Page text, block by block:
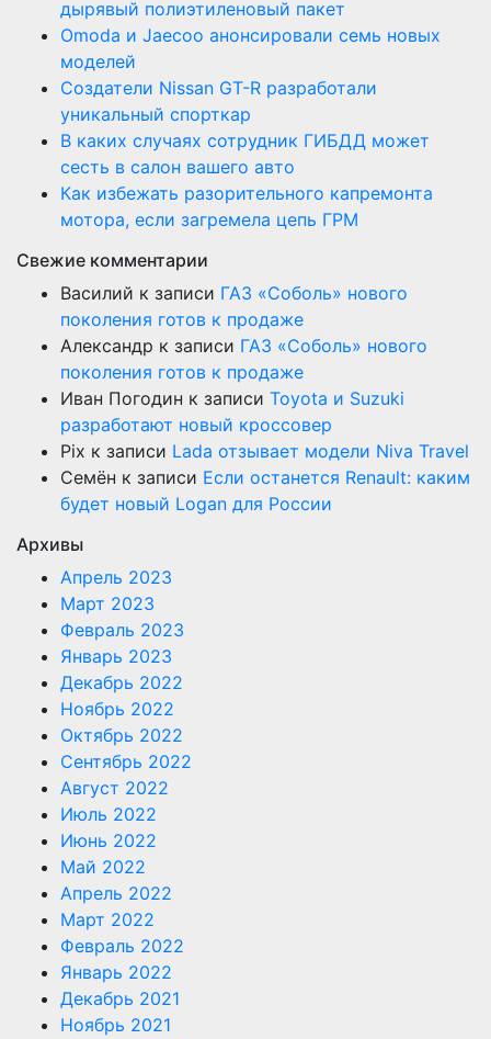
дырявый полиэтиленовый пакет
Оmoda и Jaecoo анонсировали семь новых
моделей
Создатели Nissan GT-R разработали
уникальный спорткар
В каких случаях сотрудник ГИБДД может
сесть в салон вашего авто
Как избежать разорительного капремонта
мотора, если загремела цепь ГРМ
Свежие комментарии
Василий к записи ГАЗ «Соболь» нового
поколения готов к продаже
Александр к записи ГАЗ «Соболь» нового
поколения готов к продаже
Иван Погодин к записи Toyota и Suzuki
разработают новый кроссовер
Pix к записи Lada отзывает модели Niva Travel
Семён к записи Если останется Renault: каким
будет новый Logan для России
Архивы
Апрель 2023
Март 2023
Февраль 2023
Январь 2023
Декабрь 2022
Ноябрь 2022
Октябрь 2022
Сентябрь 2022
Август 2022
Июль 2022
Июнь 2022
Май 2022
Апрель 2022
Март 2022
Февраль 2022
Январь 2022
Декабрь 2021
Ноябрь 2021